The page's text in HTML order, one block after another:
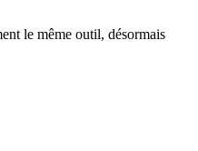
le même outil, désormais